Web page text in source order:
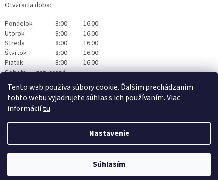
Tento web používa súbory cookie. Ďalším prechádzaním
tohto webu vyjadrujete súhlas s ich používaním. Viac
informáciítu.
Nastavenie
Súhlasím
Otváracia doba:
Pondelok
8:00
16:00
Utorok
8:00
16:00
Streda
8:00
16:00
Štvrtok
8:00
16:00
Piatok
8:00
16:00
Sobota
zatvorené
Nedeľa
zatvorené
Vytvoril Shoptet|Realizoval Appgrade
Originalwapka. Všetky práva vyhradené.